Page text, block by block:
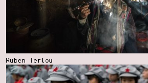
Ruben Terlou